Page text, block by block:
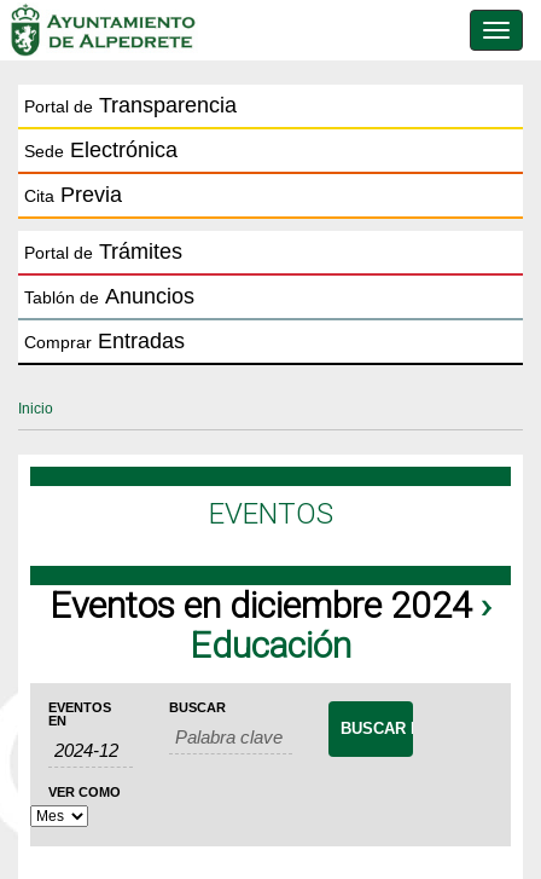
de
Portal de Transparencia
Sede Electrónica
Cita Previa
Portal de Trámites
Tablón de Anuncios
Comprar Entradas
Inicio
EVENTOS
Eventos en diciembre 2024›
Educación
Navegación
de
búsqueda
y
Búsqueda
de
Eventos
EVENTOS
EN
BUSCAR
Navegación
de
vistas
de
Evento
VER COMO